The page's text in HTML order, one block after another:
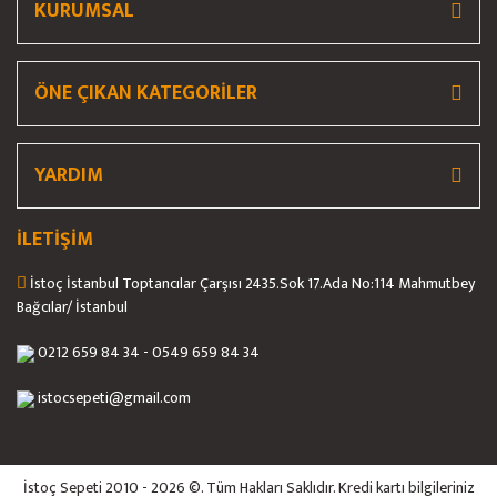
KURUMSAL
ÖNE ÇIKAN KATEGORİLER
YARDIM
İLETİŞİM
İstoç İstanbul Toptancılar Çarşısı 2435.Sok 17.Ada No:114 Mahmutbey
Bağcılar/ İstanbul
0212 659 84 34 - 0549 659 84 34
istocsepeti@gmail.com
İstoç Sepeti 2010 - 2026 ©. Tüm Hakları Saklıdır. Kredi kartı bilgileriniz